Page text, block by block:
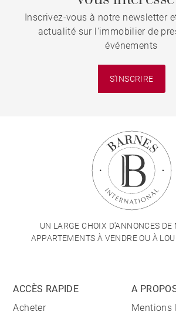
Inscrivez-vous à notre newsletter
actualité sur l'immobilier de
événements
S'INSCRIRE
UN LARGE CHOIX D'ANNONCES DE
APPARTEMENTS À VENDRE OU À
ACCÈS RAPIDE
Acheter
A
Mentions